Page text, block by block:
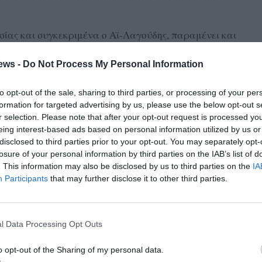
- Do Not Process My Personal Information
opt-out of the sale, sharing to third parties, or processing of your
for targeted advertising by us, please use the below opt-out
selection. Please note that after your opt-out request is processed
interest-based ads based on personal information utilized by us
to third parties prior to your opt-out. You may separately
of your personal information by third parties on the IAB’s list of
This information may also be disclosed by us to third parties on the
Participants that may further disclose it to other third parties.
Data Processing Opt Outs
opt-out of the Sharing of my personal data.
και συγκεκριμένα ο Αϊ-Λαγούδης, παραμένει και
φυσική ομορφιά, τη δυναμική και τη σημασία της
να θεωρείται “σύμπτωση” ή κάτι δευτερεύον.
έλλειψης σχεδιασμού, διεκδίκησης και ουσιαστικής
συστηματικά στην εικόνα, τις υποδομές, την
τους, η Κυπαρισσία εξακολουθεί να μένει πίσω,
τα αποτελέσματα που θα περίμενε κανείς από έναν
σε μία παραλία. Είναι δείκτης ποιότητας,
κατοίκους και επισκέπτες.